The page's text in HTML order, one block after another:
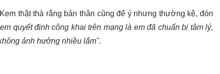
thật thà rằng bản thân cũng để ý nhưng thường kệ, đón
quyết định công khai trên mạng là em đã chuẩn bị tâm lý,
ảnh hưởng nhiều lắm".